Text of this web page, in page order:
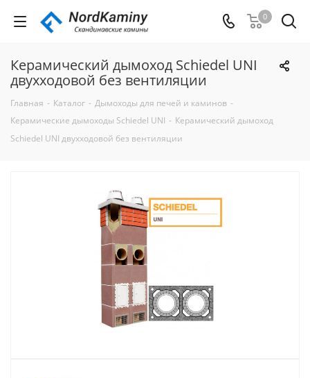
0
Керамический дымоход Schiedel UNI
двухходовой без вентиляции
Главная - Каталог - Дымоходы для печей и каминов -
Керамические дымоходы Schiedel UNI - Керамический дымоход
Schiedel UNI двухходовой без вентиляции